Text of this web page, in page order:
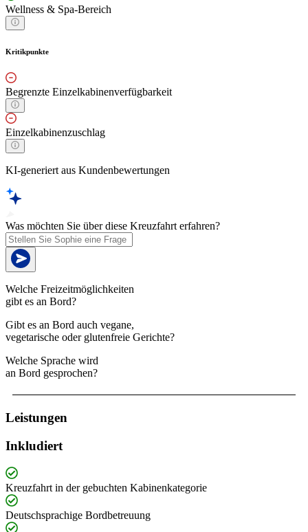
Wellness & Spa-Bereich
Kritikpunkte
Begrenzte Einzelkabinenverfügbarkeit
Einzelkabinenzuschlag
KI-generiert aus Kundenbewertungen
Was möchten Sie über diese Kreuzfahrt erfahren?
Welche Freizeitmöglichkeiten
gibt es an Bord?
Gibt es an Bord auch vegane,
vegetarische oder glutenfreie Gerichte?
Welche Sprache wird
an Bord gesprochen?
Leistungen
Inkludiert
Kreuzfahrt in der gebuchten Kabinenkategorie
Deutschsprachige Bordbetreuung